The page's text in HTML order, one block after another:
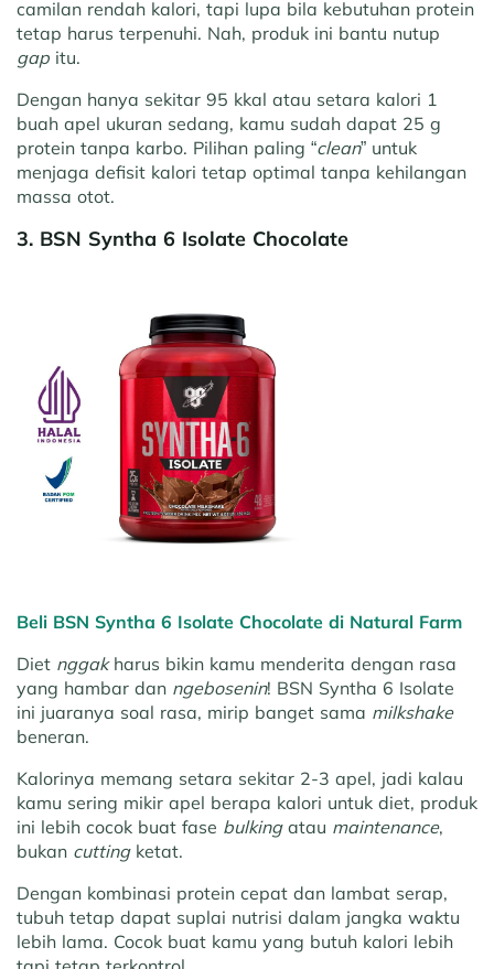
camilan rendah kalori, tapi lupa bila kebutuhan protein
tetap harus terpenuhi. Nah, produk ini bantu nutup
gap itu.
Dengan hanya sekitar 95 kkal atau setara kalori 1
buah apel ukuran sedang, kamu sudah dapat 25 g
protein tanpa karbo. Pilihan paling “clean” untuk
menjaga defisit kalori tetap optimal tanpa kehilangan
massa otot.
3. BSN Syntha 6 Isolate Chocolate
Beli BSN Syntha 6 Isolate Chocolate di Natural Farm
Diet nggak harus bikin kamu menderita dengan rasa
yang hambar dan ngebosenin! BSN Syntha 6 Isolate
ini juaranya soal rasa, mirip banget sama milkshake
beneran.
Kalorinya memang setara sekitar 2-3 apel, jadi kalau
kamu sering mikir apel berapa kalori untuk diet, produk
ini lebih cocok buat fase bulkingatau maintenance,
bukan cuttingketat.
Dengan kombinasi protein cepat dan lambat serap,
tubuh tetap dapat suplai nutrisi dalam jangka waktu
lebih lama. Cocok buat kamu yang butuh kalori lebih